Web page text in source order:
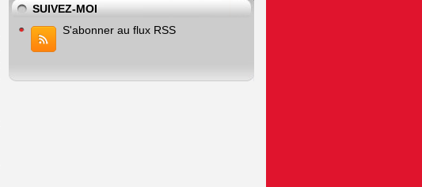
SUIVEZ-MOI
S'abonner au flux RSS